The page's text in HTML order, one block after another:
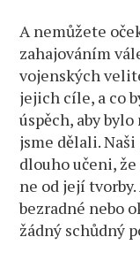
A nemůžete
zahajováním
vojenských
jejich cíle, a co
úspěch, aby
jsme dělali.
dlouho učeni,
ne od její
bezradné nebo
žádný schůdný